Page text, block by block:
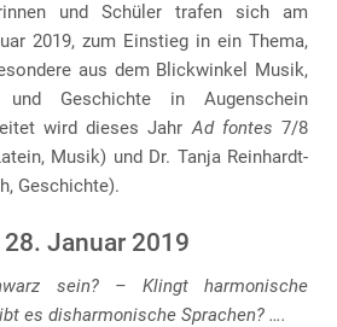
und Schüler trafen sich am
2019, zum Einstieg in ein Thema,
aus dem Blickwinkel Musik,
und Geschichte in Augenschein
wird dieses JahrAd fontes 7/8
Musik) und Dr. Tanja Reinhardt-
Geschichte).
Januar 2019
sein? – Klingt harmonische
es disharmonische Sprachen? ….